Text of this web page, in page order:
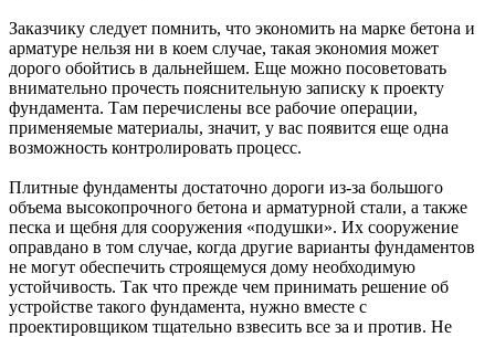
Заказчику следует помнить, что экономить на марке бетона и
арматуре нельзя ни в коем случае, такая экономия может
дорого обойтись в дальнейшем. Еще можно посоветовать
внимательно прочесть пояснительную записку к проекту
фундамента. Там перечислены все рабочие операции,
применяемые материалы, значит, у вас появится еще одна
возможность контролировать процесс.
Плитные фундаменты достаточно дороги из-за большого
объема высокопрочного бетона и арматурной стали, а также
песка и щебня для сооружения «подушки». Их сооружение
оправдано в том случае, когда другие варианты фундаментов
не могут обеспечить строящемуся дому необходимую
устойчивость. Так что прежде чем принимать решение об
устройстве такого фундамента, нужно вместе с
проектировщиком тщательно взвесить все за и против. Не